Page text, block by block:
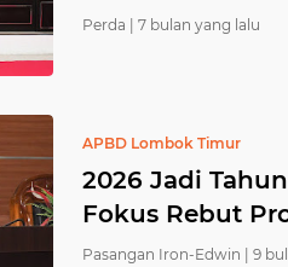
Perda | 7 bulan yang lalu
APBD Lombok Timur
2026 Jadi
Fokus Rebut
Pasangan Iron-Edwin | 9